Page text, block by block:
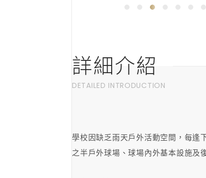
詳細介紹
DETAILED INTRODUCTION
學校因缺乏雨天戶外活動空間，每逢
之半戶外球場、球場內外基本設施及